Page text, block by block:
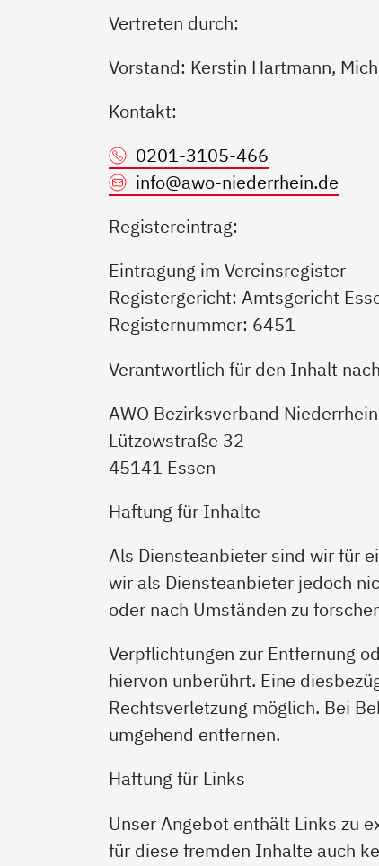
Vertreten durch:
Vorstand: Kerstin Hartmann,
Kontakt:
0201-3105-466
info@awo-niederrhein.de
Registereintrag:
Eintragung im Vereinsregister
Registergericht: Amtsgericht
Registernummer: 6451
Verantwortlich für den Inhalt
AWO Bezirksverband Niederrhein
Lützowstraße 32
45141 Essen
Haftung für Inhalte
Als Diensteanbieter sind wir für
wir als Diensteanbieter jedoch
oder nach Umständen zu
Verpflichtungen zur Entfernung
hiervon unberührt. Eine
Rechtsverletzung möglich. Bei
umgehend entfernen.
Haftung für Links
Unser Angebot enthält Links zu
für diese fremden Inhalte auch